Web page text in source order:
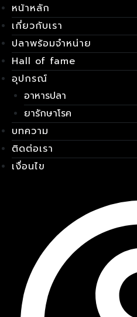
Skip
to
content
หน้าหลัก
เกี่ยวกับเรา
ปลาพร้อมจำหน่าย
Hall of fame
อุปกรณ์
อาหารปลา
ยารักษาโรค
บทความ
ติดต่อเรา
เงื่อนไข
เมนู